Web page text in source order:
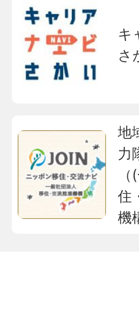
キ
さ
地
力
住
機